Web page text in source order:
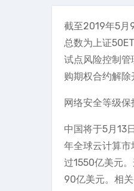
截至2019年5月
总数为上证
试点风险控制
购期权合约解除
网络安全等级
中国将于5月13
年全球云计算
过1550亿美元
90亿美元。相